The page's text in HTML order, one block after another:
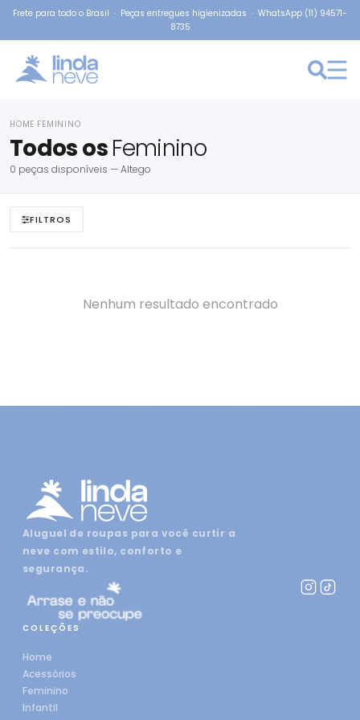
Frete para todo o Brasil · Peças entregues higienizadas · WhatsApp (11) 94571-
8735
HOME FEMININO
Todos osFeminino
0 peças disponíveis — Altego
FILTROS
Nenhum resultado encontrado
Aluguel de roupas para você curtir a
neve com estilo, conforto e
segurança.
COLEÇÕES
Home
Acessórios
Feminino
Infantil